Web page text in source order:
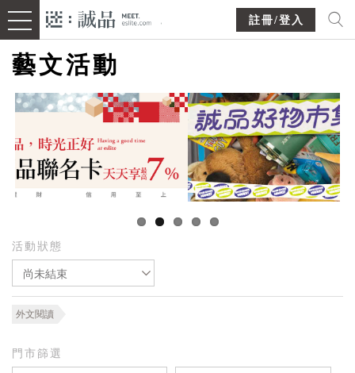
註冊/登入
藝文活動
活動狀態
尚未結束
外文閱讀
門市篩選